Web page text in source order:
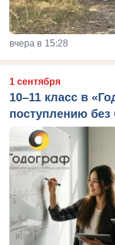
вчера в 15:28
1 сентября
10–11 класс в
поступлению без